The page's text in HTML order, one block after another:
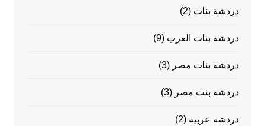
دردشة بنات (2)
دردشة بنات العرب (9)
دردشة بنات مصر (3)
دردشة بنت مصر (3)
دردشه عربيه (2)